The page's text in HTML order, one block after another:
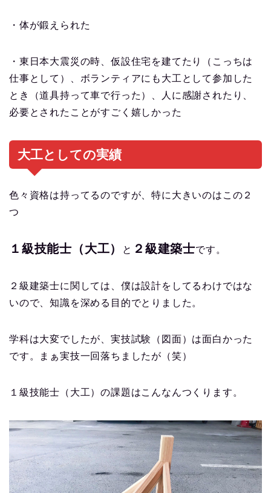
・体が鍛えられた
・東日本大震災の時、仮設住宅を建てたり（こっちは
仕事として）、ボランティアにも大工として参加した
とき（道具持って車で行った）、人に感謝されたり、
必要とされたことがすごく嬉しかった
大工としての実績
色々資格は持ってるのですが、特に大きいのはこの２
つ
１級技能士（大工） と ２級建築士です。
２級建築士に関しては、僕は設計をしてるわけではな
いので、知識を深める目的でとりました。
学科は大変でしたが、実技試験（図面）は面白かった
です。まぁ実技一回落ちましたが（笑）
１級技能士（大工）の課題はこんなんつくります。